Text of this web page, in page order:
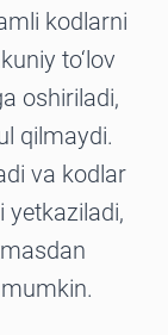
kodlarni
to‘lov
oshiriladi,
qilmaydi.
va kodlar
yetkaziladi,